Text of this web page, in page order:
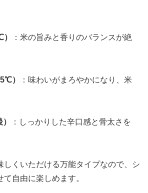
：米の旨みと香りのバランスが絶
）
：味わいがまろやかになり、米
：しっかりした辛口感と骨太さを
しくいただける万能タイプなので、シ
自由に楽しめます。